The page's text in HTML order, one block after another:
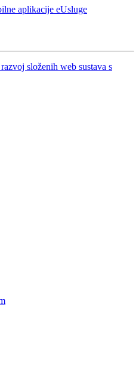
aplikacije eUsluge
složenih web sustava s